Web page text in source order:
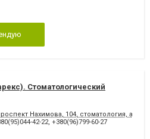
Cтоматологический
Нахимова, 104, стоматология,
42-22 +380(96)799-60-27